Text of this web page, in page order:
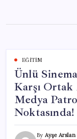
content
EĞITIM
Ünlü
Karşı Ortak
Medya
Noktasında!
By Ayşe Arslan